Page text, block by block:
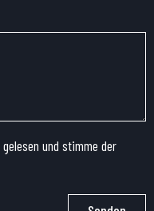
gelesen und stimme der